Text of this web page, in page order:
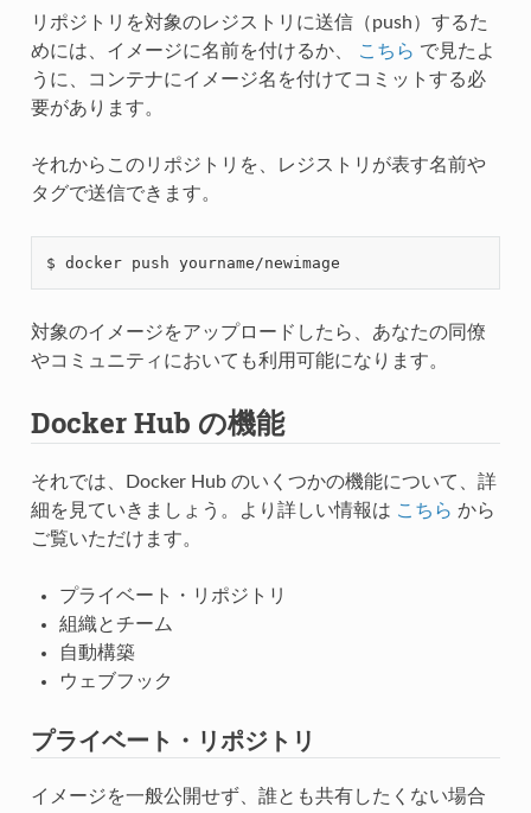
リポジトリを対象のレジストリに送信（push）するた
めには、イメージに名前を付けるか、
こちら で見たよ
うに、コンテナにイメージ名を付けてコミットする必
要があります。
それからこのリポジトリを、レジストリが表す名前や
タグで送信できます。
対象のイメージをアップロードしたら、あなたの同僚
やコミュニティにおいても利用可能になります。
Docker Hub の機能
それでは、Docker Hub のいくつかの機能について、詳
細を見ていきましょう。より詳しい情報は こちら から
ご覧いただけます。
プライベート・リポジトリ
組織とチーム
自動構築
ウェブフック
プライベート・リポジトリ
イメージを一般公開せず、誰とも共有したくない場合